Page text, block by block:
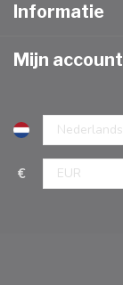
Informatie
Mijn account
€